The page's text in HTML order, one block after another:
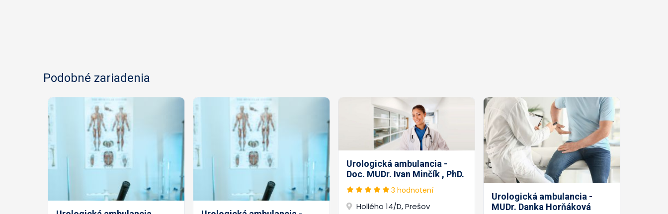
Podobné zariadenia
Urologická ambulancia -
Doc. MUDr. Ivan Minčík , PhD.
3 hodnotení
Hollého 14/D, Prešov
Urologická ambulancia -
MUDr. Danka Horňáková